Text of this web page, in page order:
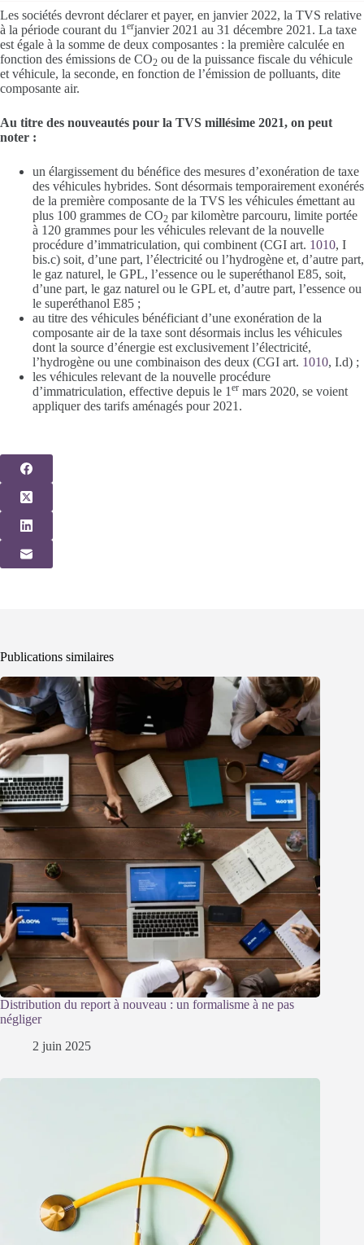
Les sociétés devront déclarer et payer, en janvier 2022, la TVS relative
à la période courant du 1 erjanvier 2021 au 31 décembre 2021. La taxe
est égale à la somme de deux composantes : la première calculée en
fonction des émissions de CO2 ou de la puissance fiscale du véhicule
et véhicule, la seconde, en fonction de l’émission de polluants, dite
composante air.
Au titre des nouveautés pour la TVS millésime 2021, on peut
noter :
un élargissement du bénéfice des mesures d’exonération de taxe
des véhicules hybrides. Sont désormais temporairement exonérés
de la première composante de la TVS les véhicules émettant au
plus 100 grammes de CO2 par kilomètre parcouru, limite portée
à 120 grammes pour les véhicules relevant de la nouvelle
procédure d’immatriculation, qui combinent (CGI art. 1010, I
bis.c) soit, d’une part, l’électricité ou l’hydrogène et, d’autre part,
le gaz naturel, le GPL, l’essence ou le superéthanol E85, soit,
d’une part, le gaz naturel ou le GPL et, d’autre part, l’essence ou
le superéthanol E85 ;
au titre des véhicules bénéficiant d’une exonération de la
composante air de la taxe sont désormais inclus les véhicules
dont la source d’énergie est exclusivement l’électricité,
l’hydrogène ou une combinaison des deux (CGI art. 1010, I.d) ;
les véhicules relevant de la nouvelle procédure
d’immatriculation, effective depuis le 1 er mars 2020, se voient
appliquer des tarifs aménagés pour 2021.
Publications similaires
Distribution du report à nouveau : un formalisme à ne pas
négliger
2 juin 2025